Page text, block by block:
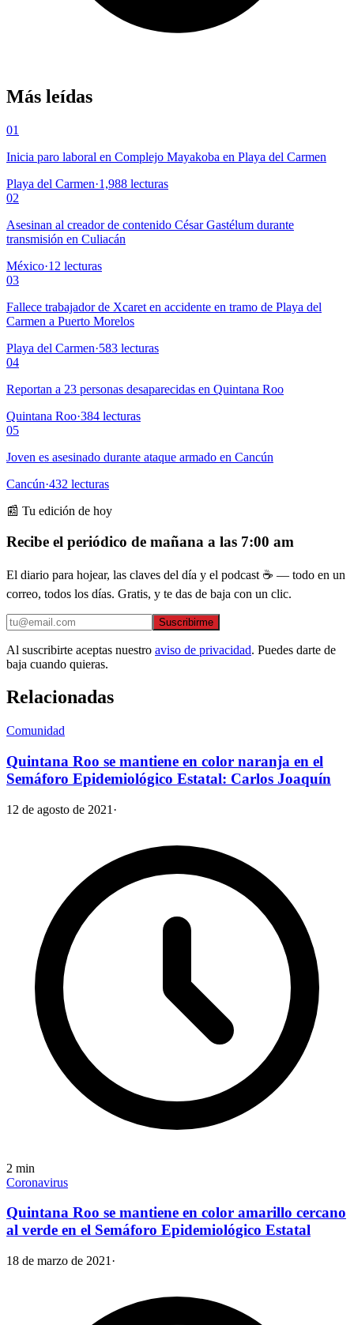
Más leídas
01
Inicia paro laboral en Complejo Mayakoba en Playa del Carmen
Playa del Carmen·1,988 lecturas
02
Asesinan al creador de contenido César Gastélum durante
transmisión en Culiacán
México·12 lecturas
03
Fallece trabajador de Xcaret en accidente en tramo de Playa del
Carmen a Puerto Morelos
Playa del Carmen·583 lecturas
04
Reportan a 23 personas desaparecidas en Quintana Roo
Quintana Roo·384 lecturas
05
Joven es asesinado durante ataque armado en Cancún
Cancún·432 lecturas
📰 Tu edición de hoy
Recibe el periódico de mañana a las 7:00 am
El diario para hojear, las claves del día y el podcast ☕ — todo en un
correo, todos los días. Gratis, y te das de baja con un clic.
Suscribirme
Al suscribirte aceptas nuestro aviso de privacidad. Puedes darte de
baja cuando quieras.
Relacionadas
Comunidad
Quintana Roo se mantiene en color naranja en el
Semáforo Epidemiológico Estatal: Carlos Joaquín
12 de agosto de 2021 ·
2 min
Coronavirus
Quintana Roo se mantiene en color amarillo cercano
al verde en el Semáforo Epidemiológico Estatal
18 de marzo de 2021 ·